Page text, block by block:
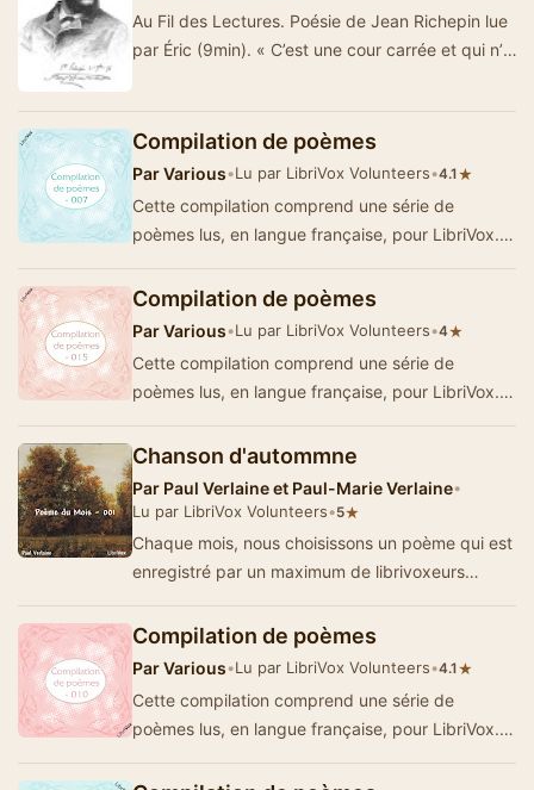
Au Fil des Lectures. Poésie de Jean Richepin lue
par Éric (9min). « C’est une cour carrée et qui n’a
Compilation de poèmes
ParVarious•Lu par LibriVox Volunteers•4.1 ★
Cette compilation comprend une série de
poèmes lus, en langue française, pour LibriVox. -
Compilation de poèmes
ParVarious•Lu par LibriVox Volunteers•4★
Cette compilation comprend une série de
poèmes lus, en langue française, pour LibriVox. -
Chanson d'autommne
Par Paul Verlaine et Paul-Marie Verlaine•
Lu par LibriVox Volunteers•5★
Chaque mois, nous choisissons un poème qui est
enregistré par un maximum de librivoxeurs
Compilation de poèmes
ParVarious•Lu par LibriVox Volunteers•4.1 ★
Cette compilation comprend une série de
poèmes lus, en langue française, pour LibriVox. -